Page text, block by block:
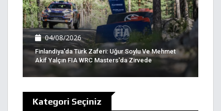
04/08/2026
Finlandiya'da Türk Zaferi: Uğur Soylu Ve Mehmet
Akif Yalçın FIA WRC Masters'da Zirvede
Kategori Seçiniz